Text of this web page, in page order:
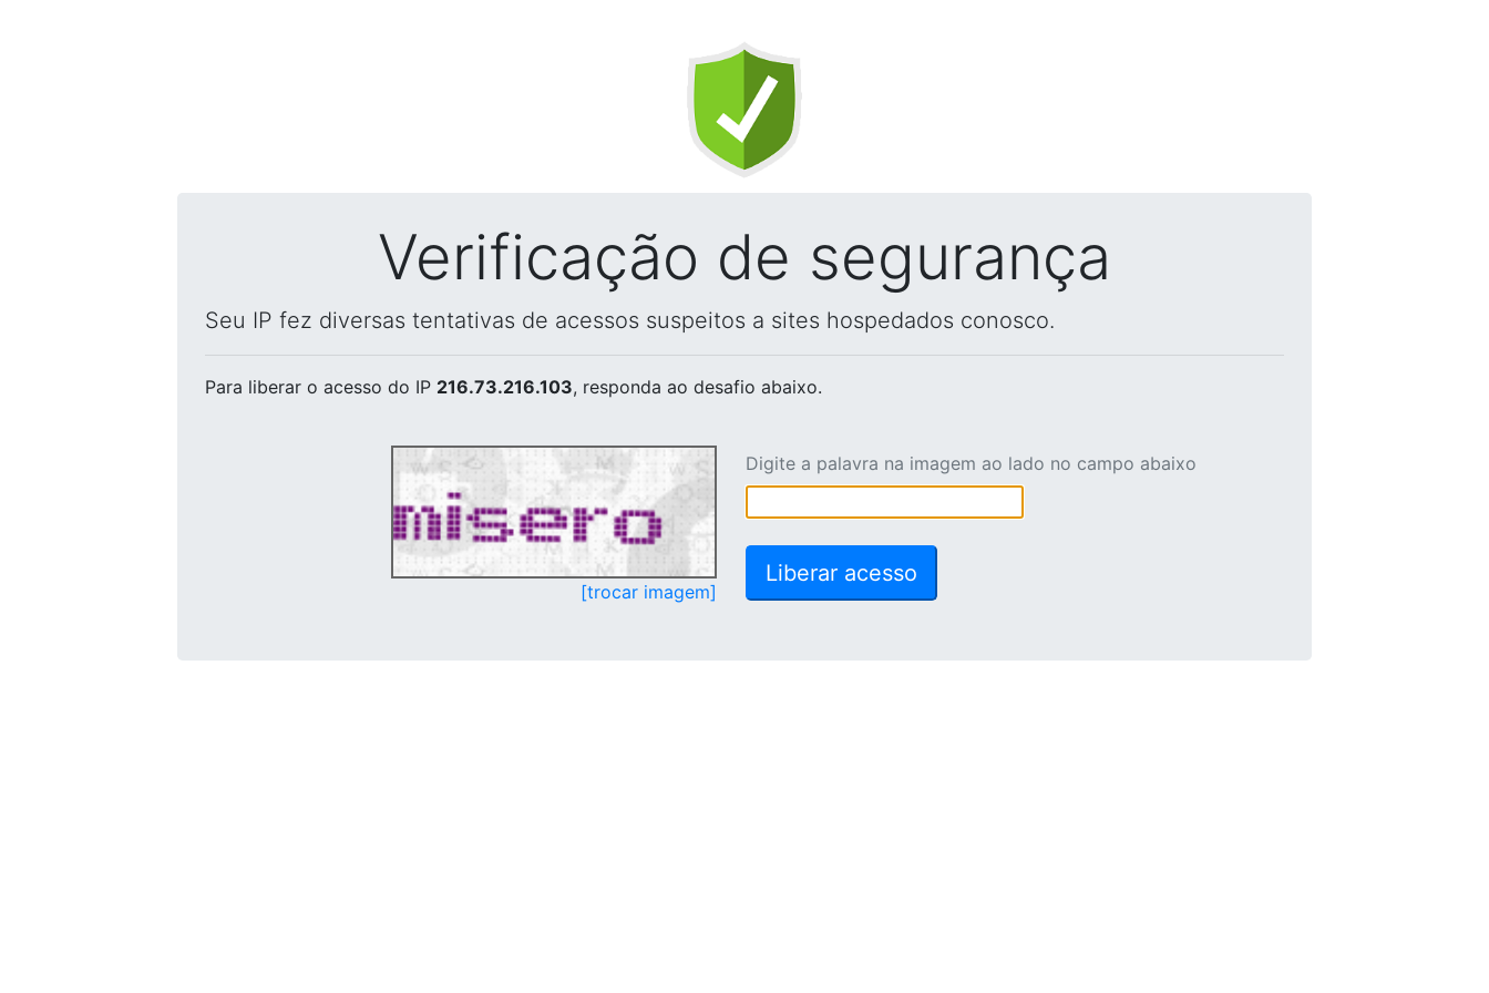
Verificação de segurança
Seu IP fez diversas tentativas de acessos suspeitos a sites hospedados conosco.
Para liberar o acesso do IP 216.73.216.103, responda ao desafio abaixo.
[trocar imagem]
Digite a palavra na imagem ao lado no campo abaixo